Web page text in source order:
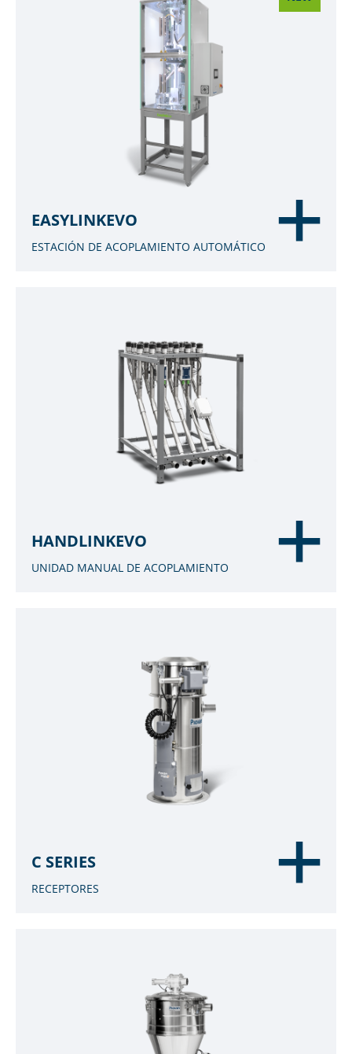
EASYLINKEVO
ESTACIÓN DE ACOPLAMIENTO AUTOMÁTICO
HANDLINKEVO
UNIDAD MANUAL DE ACOPLAMIENTO
C SERIES
RECEPTORES